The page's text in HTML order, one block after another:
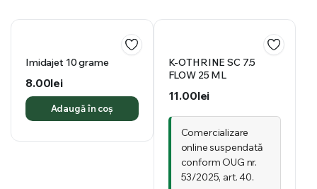
Imidajet 10 grame
8.00lei
Adaugă în coș
K-OTHRINE SC 7.5
FLOW 25 ML
11.00lei
Comercializare
online suspendată
conform OUG nr.
53/2025, art. 40.